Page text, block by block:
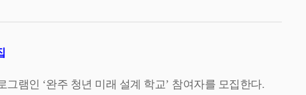
그램인 ‘완주 청년 미래 설계 학교’ 참여자를 모집한다.